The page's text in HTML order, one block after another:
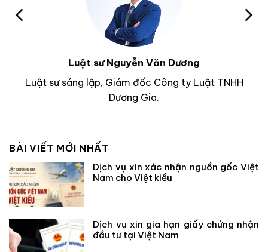
Luật sư Nguyễn Văn Dương
Luật sư sáng lập, Giám đốc Công ty Luật TNHH
Dương Gia.
BÀI VIẾT MỚI NHẤT
Dịch vụ xin xác nhận nguồn gốc Việt
Nam cho Việt kiều
Dịch vụ xin gia hạn giấy chứng nhận
đầu tư tại Việt Nam